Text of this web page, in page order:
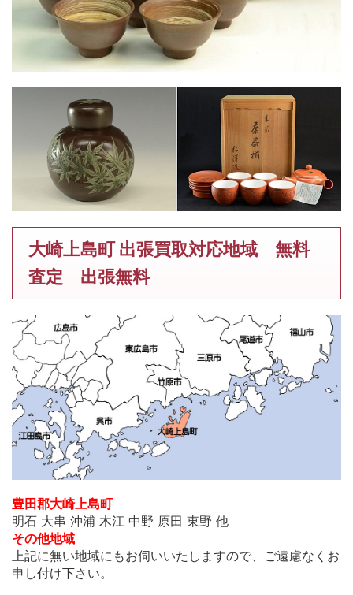
大崎上島町 出張買取対応地域 無料
査定 出張無料
豊田郡大崎上島町
明石 大串 沖浦 木江 中野 原田 東野 他
その他地域
上記に無い地域にもお伺いいたしますので、ご遠慮なくお
申し付け下さい。